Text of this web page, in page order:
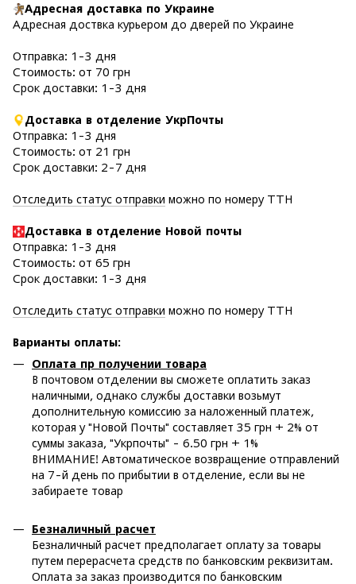
Адресная доставка по Украине
Адресная доствка курьером до дверей по Украине
Отправка: 1-3 дня
Стоимость: от 70 грн
Срок доставки: 1-3 дня
Доставка в отделение УкрПочты
Отправка: 1-3 дня
Стоимость: от 21 грн
Срок доставки: 2-7 дня
Отследить статус отправки можно по номеру ТТН
Доставка в отделение Новой почты
Отправка: 1-3 дня
Стоимость: от 65 грн
Срок доставки: 1-3 дня
Отследить статус отправки можно по номеру ТТН
Варианты оплаты:
Оплата пр получении товара
В почтовом отделении вы сможете оплатить заказ
наличными, однако службы доставки возьмут
дополнительную комиссию за наложенный платеж,
которая у "Новой Почты" составляет 35 грн + 2% от
суммы заказа, "Укрпочты" - 6.50 грн + 1%
ВНИМАНИЕ! Автоматическое возвращение отправлений
на 7-й день по прибытии в отделение, если вы не
забираете товар
Безналичный расчет
Безналичный расчет предполагает оплату за товары
путем перерасчета средств по банковским реквизитам.
Оплата за заказ производится по банковским